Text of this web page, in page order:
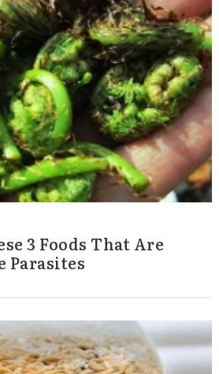
3 Foods That Are
Parasites